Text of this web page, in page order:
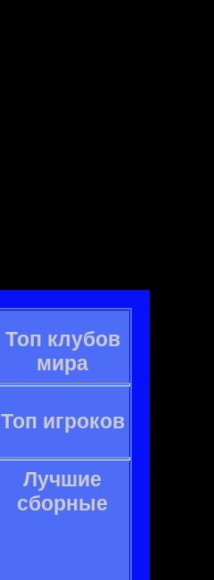
Топ клубов
мира
Топ игроков
Лучшие
сборные